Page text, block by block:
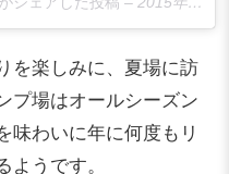
を楽しみに、夏場に訪
プ場はオールシーズン
味わいに年に何度もリ
うです。